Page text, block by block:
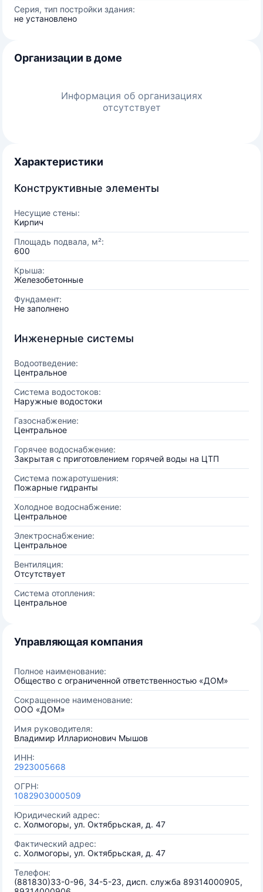
Серия, тип постройки здания:
не установлено
Организации в доме
Информация об организациях
отсутствует
Характеристики
Конструктивные элементы
Несущие стены:
Кирпич
Площадь подвала, м²:
600
Крыша:
Железобетонные
Фундамент:
Не заполнено
Инженерные системы
Водоотведение:
Центральное
Система водостоков:
Наружные водостоки
Газоснабжение:
Центральное
Горячее водоснабжение:
Закрытая с приготовлением горячей воды на ЦТП
Система пожаротушения:
Пожарные гидранты
Холодное водоснабжение:
Центральное
Электроснабжение:
Центральное
Вентиляция:
Отсутствует
Система отопления:
Центральное
Управляющая компания
Полное наименование:
Общество с ограниченной ответственностью «ДОМ»
Сокращенное наименование:
ООО «ДОМ»
Имя руководителя:
Владимир Илларионович Мышов
ИНН:
2923005668
ОГРН:
1082903000509
Юридический адрес:
с. Холмогоры, ул. Октябрьская, д. 47
Фактический адрес:
с. Холмогоры, ул. Октябрьская, д. 47
Телефон:
(881830)33-0-96, 34-5-23, дисп. служба 89314000905,